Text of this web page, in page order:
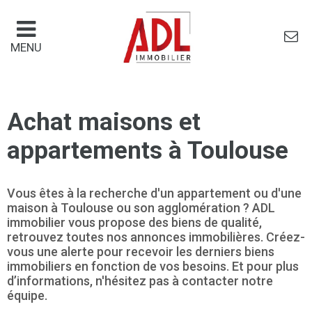
MENU
Achat maisons et
appartements à Toulouse
Vous êtes à la recherche d'un appartement ou d'une
maison à Toulouse ou son agglomération ? ADL
immobilier vous propose des biens de qualité,
retrouvez toutes nos annonces immobilières. Créez-
vous une alerte pour recevoir les derniers biens
immobiliers en fonction de vos besoins. Et pour plus
d’informations, n'hésitez pas à contacter notre
équipe.